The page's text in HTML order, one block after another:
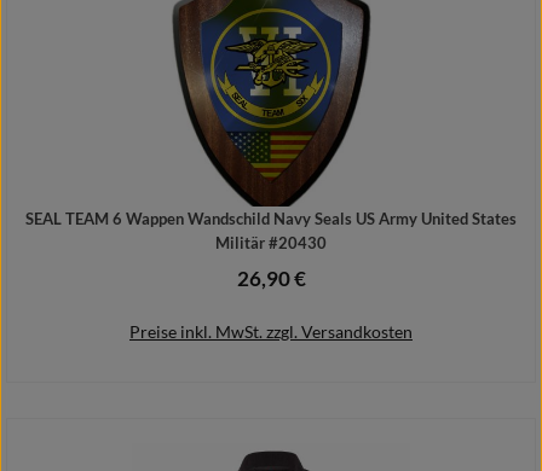
SEAL TEAM 6 Wappen Wandschild Navy Seals US Army United States
Militär #20430
Regulärer Preis:
26,90 €
Preise inkl. MwSt. zzgl. Versandkosten
In den Warenkorb